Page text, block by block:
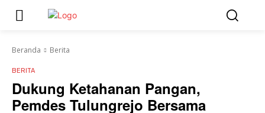
Beranda Berita
BERITA
Dukung Ketahanan Pangan,
Pemdes Tulungrejo Bersama